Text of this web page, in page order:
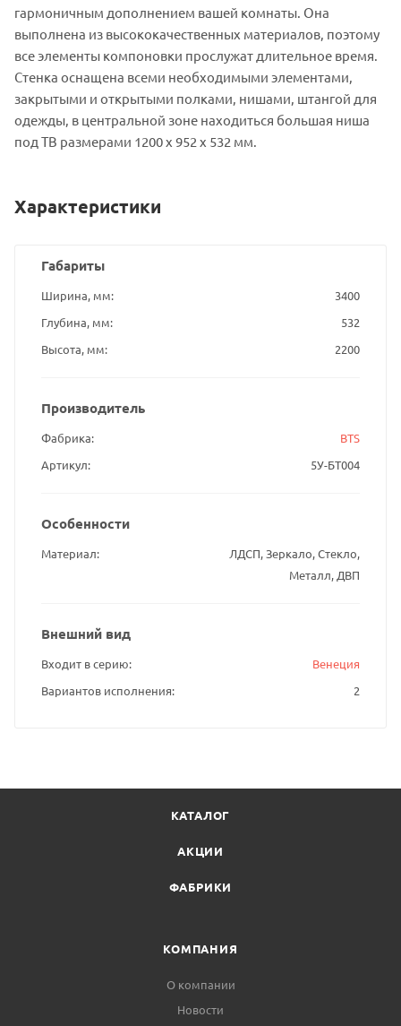
гармоничным дополнением вашей комнаты. Она
выполнена из высококачественных материалов, поэтому
все элементы компоновки прослужат длительное время.
Стенка оснащена всеми необходимыми элементами,
закрытыми и открытыми полками, нишами, штангой для
одежды, в центральной зоне находиться большая ниша
под ТВ размерами 1200 х 952 х 532 мм.
Характеристики
Габариты
Ширина, мм
3400
Глубина, мм
532
Высота, мм
2200
Производитель
Фабрика
BTS
Артикул
5У-БТ004
Особенности
Материал
ЛДСП, Зеркало, Стекло,
Металл, ДВП
Внешний вид
Входит в серию
Венеция
Вариантов исполнения
2
КАТАЛОГ
АКЦИИ
ФАБРИКИ
КОМПАНИЯ
О компании
Новости